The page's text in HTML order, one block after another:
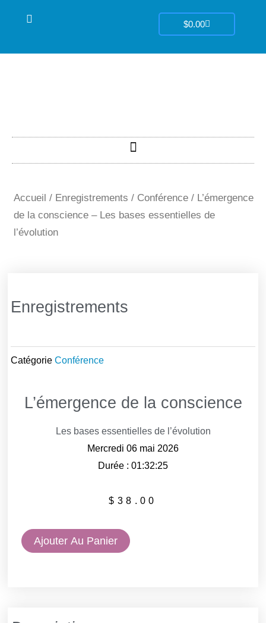
$0.00Panier
Accueil / Enregistrements / Conférence / L’émergence
de la conscience – Les bases essentielles de
l’évolution
Enregistrements
Catégorie Conférence
L’émergence de la conscience
Les bases essentielles de l’évolution
Mercredi 06 mai 2026
Durée : 01:32:25
$ 38.00
quantitéAjouter Au Panier